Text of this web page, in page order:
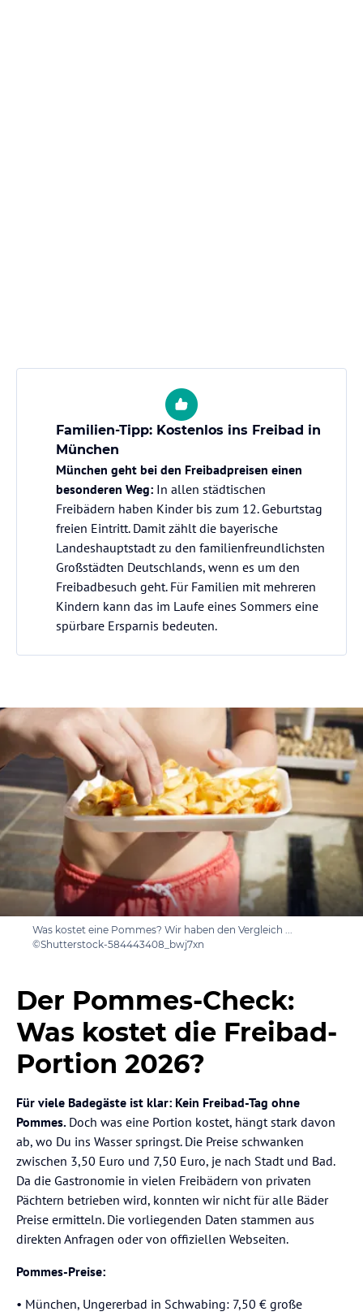
Familien-Tipp: Kostenlos ins Freibad in
München
München geht bei den Freibadpreisen einen
besonderen Weg: In allen städtischen
Freibädern haben Kinder bis zum 12. Geburtstag
freien Eintritt. Damit zählt die bayerische
Landeshauptstadt zu den familienfreundlichsten
Großstädten Deutschlands, wenn es um den
Freibadbesuch geht. Für Familien mit mehreren
Kindern kann das im Laufe eines Sommers eine
spürbare Ersparnis bedeuten.
Was kostet eine Pommes? Wir haben den Vergleich ...
©Shutterstock-584443408_bwj7xn
Der Pommes-Check:
Was kostet die Freibad-
Portion 2026?
Für viele Badegäste ist klar: Kein Freibad-Tag ohne
Pommes. Doch was eine Portion kostet, hängt stark davon
ab, wo Du ins Wasser springst. Die Preise schwanken
zwischen 3,50 Euro und 7,50 Euro, je nach Stadt und Bad.
Da die Gastronomie in vielen Freibädern von privaten
Pächtern betrieben wird, konnten wir nicht für alle Bäder
Preise ermitteln. Die vorliegenden Daten stammen aus
direkten Anfragen oder von offiziellen Webseiten.
Pommes-Preise:
• München, Ungererbad in Schwabing: 7,50 € große